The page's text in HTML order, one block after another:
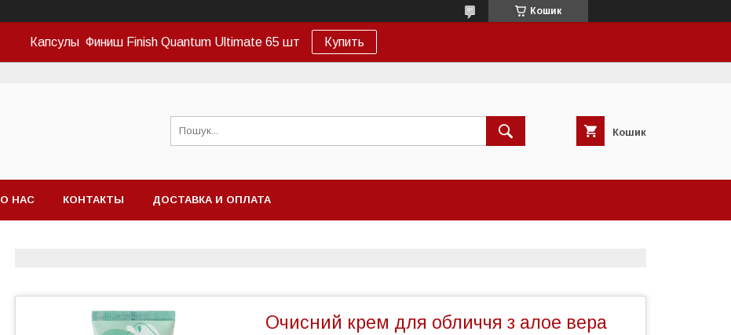
Кошик
Капсулы Финиш Finish Quantum Ultimate 65 шт Купить
Кошик
О НАС КОНТАКТЫ ДОСТАВКА И ОПЛАТА
Очисний крем для обличчя з алое вера